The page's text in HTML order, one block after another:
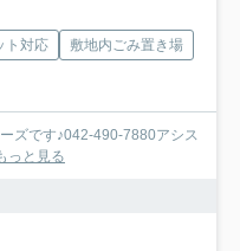
ト対応
敷地内ごみ置き場
ズです♪042-490-7880アシス
っと見る